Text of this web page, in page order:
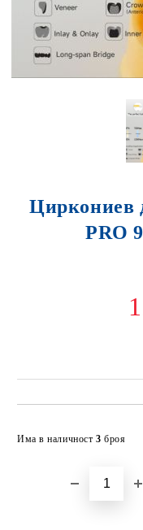
Циркониев
PRO
Има в наличност 3 броя